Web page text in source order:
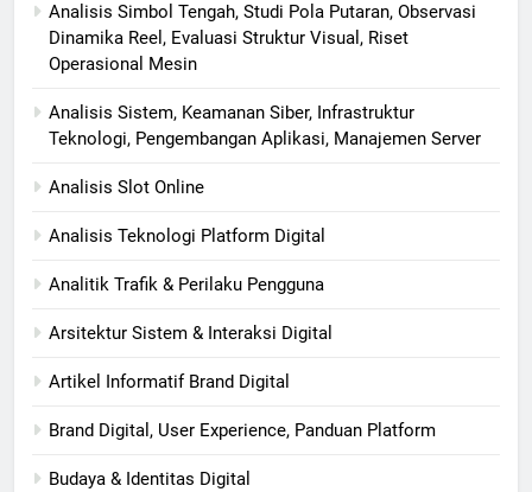
Analisis Simbol Tengah, Studi Pola Putaran, Observasi
Dinamika Reel, Evaluasi Struktur Visual, Riset
Operasional Mesin
Analisis Sistem, Keamanan Siber, Infrastruktur
Teknologi, Pengembangan Aplikasi, Manajemen Server
Analisis Slot Online
Analisis Teknologi Platform Digital
Analitik Trafik & Perilaku Pengguna
Arsitektur Sistem & Interaksi Digital
Artikel Informatif Brand Digital
Brand Digital, User Experience, Panduan Platform
Budaya & Identitas Digital